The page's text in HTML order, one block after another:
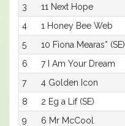
3 11 Next Hope
4
1 Honey Bee Web
5
10 Fiona Mearas* (SE)
6
7 I Am Your Dream
7
4 Golden Icon
8
2 Eg a Lif (SE)
9
6 Mr McCool